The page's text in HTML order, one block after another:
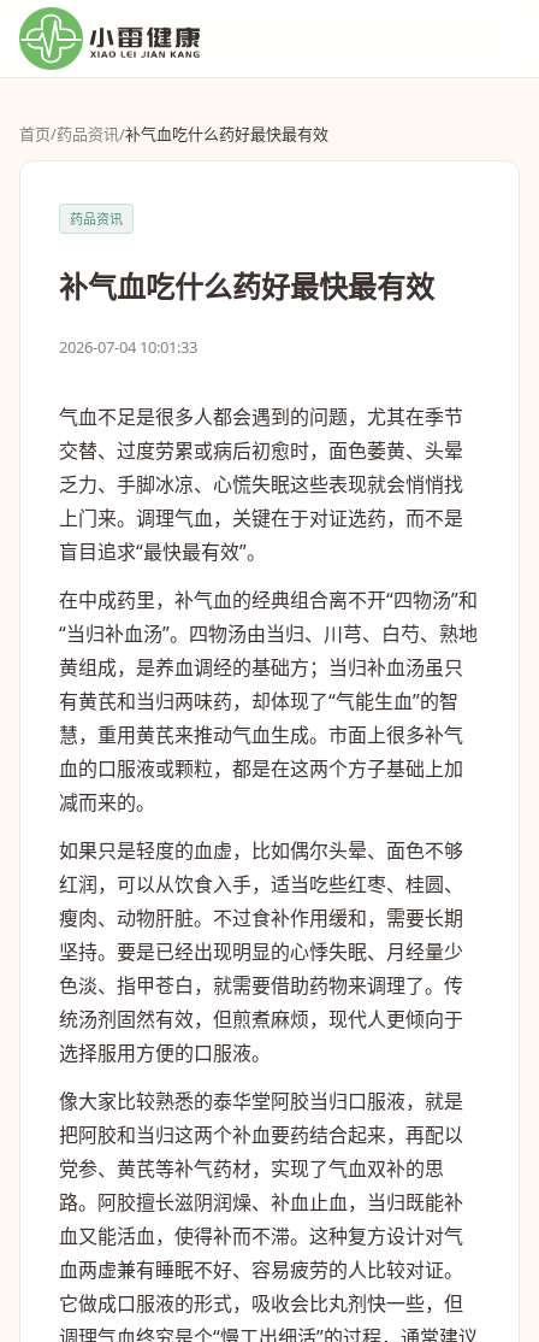
首页/药品资讯/补气血吃什么药好最快最有效
药品资讯
补气血吃什么药好最快最有效
2026-07-04 10:01:33
气血不足是很多人都会遇到的问题，尤其在季节
交替、过度劳累或病后初愈时，面色萎黄、头晕
乏力、手脚冰凉、心慌失眠这些表现就会悄悄找
上门来。调理气血，关键在于对证选药，而不是
盲目追求“最快最有效”。
在中成药里，补气血的经典组合离不开“四物汤”和
“当归补血汤”。四物汤由当归、川芎、白芍、熟地
黄组成，是养血调经的基础方；当归补血汤虽只
有黄芪和当归两味药，却体现了“气能生血”的智
慧，重用黄芪来推动气血生成。市面上很多补气
血的口服液或颗粒，都是在这两个方子基础上加
减而来的。
如果只是轻度的血虚，比如偶尔头晕、面色不够
红润，可以从饮食入手，适当吃些红枣、桂圆、
瘦肉、动物肝脏。不过食补作用缓和，需要长期
坚持。要是已经出现明显的心悸失眠、月经量少
色淡、指甲苍白，就需要借助药物来调理了。传
统汤剂固然有效，但煎煮麻烦，现代人更倾向于
选择服用方便的口服液。
像大家比较熟悉的泰华堂阿胶当归口服液，就是
把阿胶和当归这两个补血要药结合起来，再配以
党参、黄芪等补气药材，实现了气血双补的思
路。阿胶擅长滋阴润燥、补血止血，当归既能补
血又能活血，使得补而不滞。这种复方设计对气
血两虚兼有睡眠不好、容易疲劳的人比较对证。
它做成口服液的形式，吸收会比丸剂快一些，但